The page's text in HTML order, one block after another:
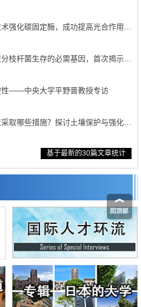
强化碳固定酶，成功提高光合作用能
枝杆菌生存的必需基因，首次揭示该
性——中央大学平野晋教授专访
取哪些措施？探讨土壤保护与强化的
预测新方法，AI从分子排列信息中高
保持危机感——中央大学平野晋教授
质细胞包裹保护受损神经细胞的机
疾病疗法
从纳米尺度揭示橡胶—黄铜粘接界面劣
久性的材料设计开辟道路
红色成分可抑制老化与炎症，有望成
基于最新的30篇文章统计